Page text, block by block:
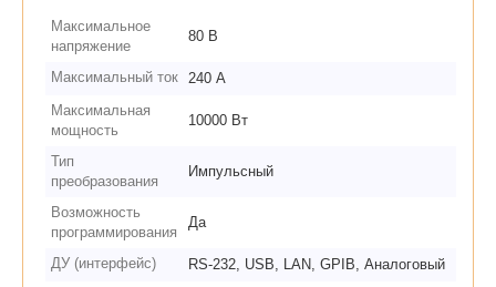
Максимальное
напряжение
80 В
Максимальный ток 240 А
Максимальная
мощность
10000 Вт
Тип
преобразования
Импульсный
Возможность
программирования
Да
ДУ (интерфейс)
RS-232, USB, LAN, GPIB, Аналоговый